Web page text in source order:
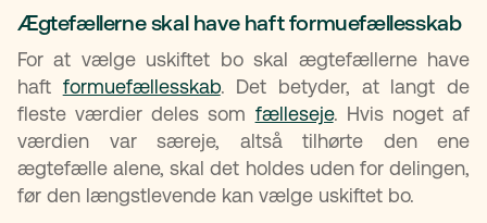
Ægtefællerne skal have haft formuefællesskab
For at vælge uskiftet bo skal ægtefællerne have
haft formuefællesskab. Det betyder, at langt de
fleste værdier deles som fælleseje. Hvis noget af
værdien var særeje, altså tilhørte den ene
ægtefælle alene, skal det holdes uden for delingen,
før den længstlevende kan vælge uskiftet bo.